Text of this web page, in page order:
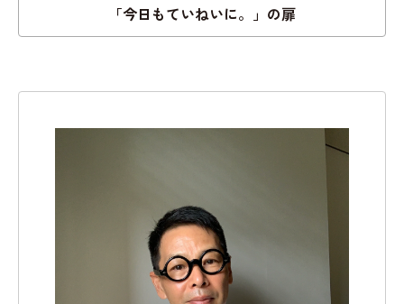
「今日もていねいに。」の扉